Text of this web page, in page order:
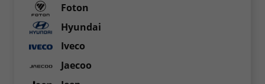
Foton
Hyundai
Iveco
Jaecoo